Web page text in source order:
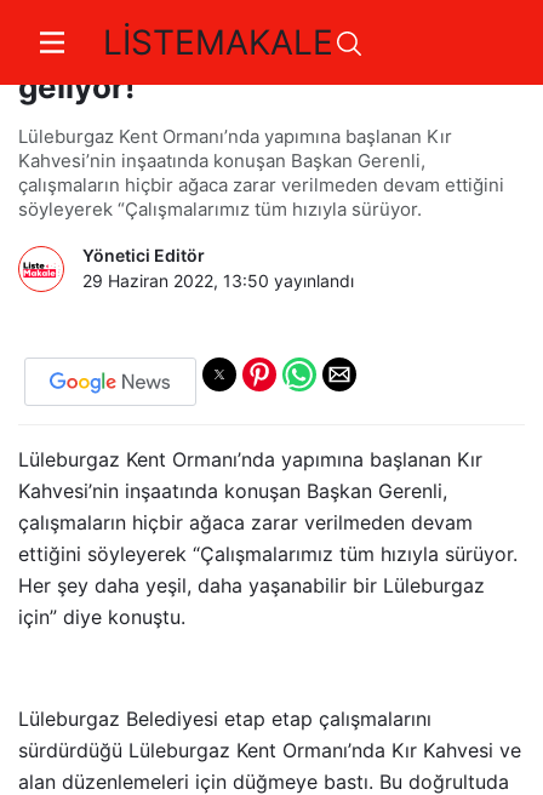
LİSTEMAKALE
Kent Ormanı’na Kır Kahvesi
geliyor!
Lüleburgaz Kent Ormanı’nda yapımına başlanan Kır
Kahvesi’nin inşaatında konuşan Başkan Gerenli,
çalışmaların hiçbir ağaca zarar verilmeden devam ettiğini
söyleyerek “Çalışmalarımız tüm hızıyla sürüyor.
Yönetici Editör
29 Haziran 2022, 13:50 yayınlandı
Lüleburgaz Kent Ormanı’nda yapımına başlanan Kır
Kahvesi’nin inşaatında konuşan Başkan Gerenli,
çalışmaların hiçbir ağaca zarar verilmeden devam
ettiğini söyleyerek “Çalışmalarımız tüm hızıyla sürüyor.
Her şey daha yeşil, daha yaşanabilir bir Lüleburgaz
için” diye konuştu.
Lüleburgaz Belediyesi etap etap çalışmalarını
sürdürdüğü Lüleburgaz Kent Ormanı’nda Kır Kahvesi ve
alan düzenlemeleri için düğmeye bastı. Bu doğrultuda